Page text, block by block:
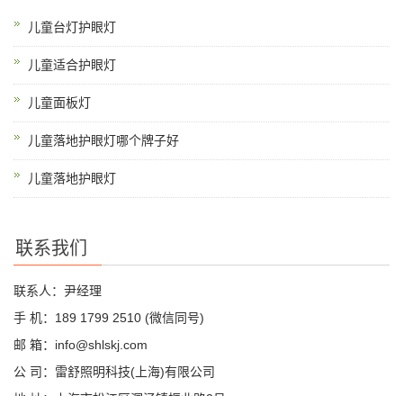
儿童台灯护眼灯
儿童适合护眼灯
儿童面板灯
儿童落地护眼灯哪个牌子好
儿童落地护眼灯
联系我们
联系人：尹经理
手 机：189 1799 2510 (微信同号)
邮 箱：info@shlskj.com
公 司：雷舒照明科技(上海)有限公司